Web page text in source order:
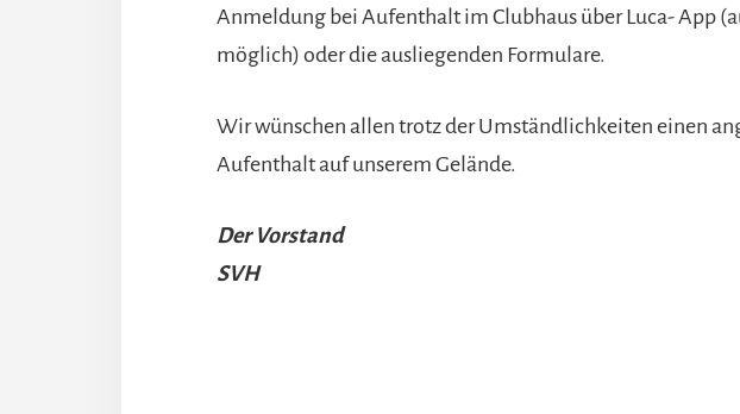
Anmeldung bei Aufenthalt im Clubhaus über Luca- App
möglich) oder die ausliegenden Formulare.
Wir wünschen allen trotz der Umständlichkeiten einen
Aufenthalt auf unserem Gelände.
Der Vorstand
SVH